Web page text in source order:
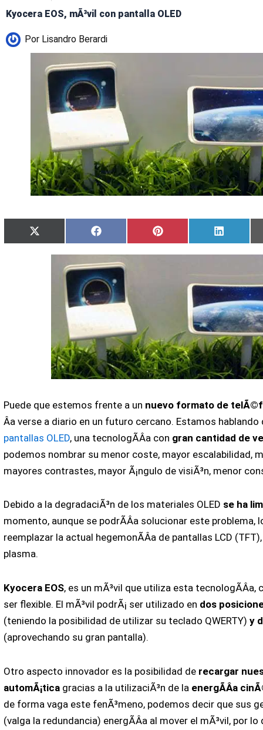
Kyocera EOS, mÃ³vil con pantalla OLED
Por Lisandro Berardi
Compartir
en
X
(Twitter)
Compartir
en
Facebook
Compartir
en
Pinterest
en
LinkedIn
Puede que estemos frente a un nuevo formato de
Â­a verse a diario en un futuro cercano. Estamos hablando
pantallas OLED, una tecnologÃ­Â­a con gran cantidad de
podemos nombrar su menor coste, mayor escalabilidad,
mayores contrastes, mayor Ã¡ngulo de visiÃ³n, menor
Debido a la degradaciÃ³n de los materiales OLED se ha
momento, aunque se podrÃ­Â­a solucionar este problema,
reemplazar la actual hegemonÃ­Â­a de pantallas LCD
plasma.
Kyocera EOS, es un mÃ³vil que utiliza esta tecnologÃ­Â­a,
ser flexible. El mÃ³vil podrÃ¡ ser utilizado en dos
(teniendo la posibilidad de utilizar su teclado QWERTY)y
(aprovechando su gran pantalla).
Otro aspecto innovador es la posibilidad de recargar
automÃ¡tica gracias a la utilizaciÃ³n de la energÃ­Â­a
de forma vaga este fenÃ³meno, podemos decir que sus
(valga la redundancia) energÃ­Â­a al mover el mÃ³vil, por